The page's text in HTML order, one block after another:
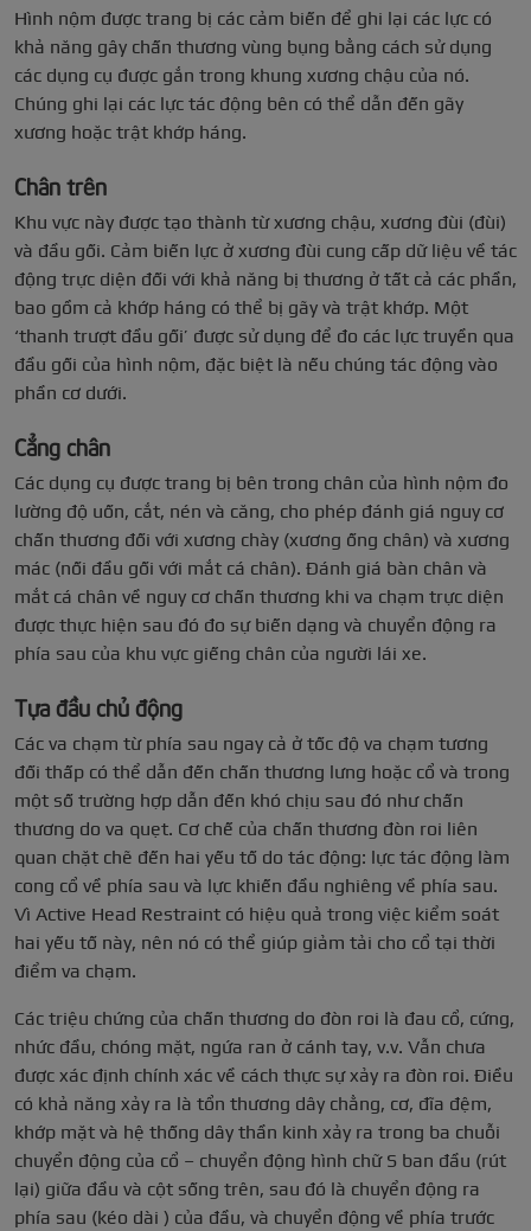
Hình nộm được trang bị các cảm biến để ghi lại các lực có
khả năng gây chấn thương vùng bụng bằng cách sử dụng
các dụng cụ được gắn trong khung xương chậu của nó.
Chúng ghi lại các lực tác động bên có thể dẫn đến gãy
xương hoặc trật khớp háng.
Chân trên
Khu vực này được tạo thành từ xương chậu, xương đùi (đùi)
và đầu gối. Cảm biến lực ở xương đùi cung cấp dữ liệu về tác
động trực diện đối với khả năng bị thương ở tất cả các phần,
bao gồm cả khớp háng có thể bị gãy và trật khớp. Một
‘thanh trượt đầu gối’ được sử dụng để đo các lực truyền qua
đầu gối của hình nộm, đặc biệt là nếu chúng tác động vào
phần cơ dưới.
Cẳng chân
Các dụng cụ được trang bị bên trong chân của hình nộm đo
lường độ uốn, cắt, nén và căng, cho phép đánh giá nguy cơ
chấn thương đối với xương chày (xương ống chân) và xương
mác (nối đầu gối với mắt cá chân). Đánh giá bàn chân và
mắt cá chân về nguy cơ chấn thương khi va chạm trực diện
được thực hiện sau đó đo sự biến dạng và chuyển động ra
phía sau của khu vực giếng chân của người lái xe.
Tựa đầu chủ động
Các va chạm từ phía sau ngay cả ở tốc độ va chạm tương
đối thấp có thể dẫn đến chấn thương lưng hoặc cổ và trong
một số trường hợp dẫn đến khó chịu sau đó như chấn
thương do va quẹt. Cơ chế của chấn thương đòn roi liên
quan chặt chẽ đến hai yếu tố do tác động: lực tác động làm
cong cổ về phía sau và lực khiến đầu nghiêng về phía sau.
Vì Active Head Restraint có hiệu quả trong việc kiểm soát
hai yếu tố này, nên nó có thể giúp giảm tải cho cổ tại thời
điểm va chạm.
Các triệu chứng của chấn thương do đòn roi là đau cổ, cứng,
nhức đầu, chóng mặt, ngứa ran ở cánh tay, v.v. Vẫn chưa
được xác định chính xác về cách thực sự xảy ra đòn roi. Điều
có khả năng xảy ra là tổn thương dây chằng, cơ, đĩa đệm,
khớp mặt và hệ thống dây thần kinh xảy ra trong ba chuỗi
chuyển động của cổ – chuyển động hình chữ S ban đầu (rút
lại) giữa đầu và cột sống trên, sau đó là chuyển động ra
phía sau (kéo dài ) của đầu, và chuyển động về phía trước